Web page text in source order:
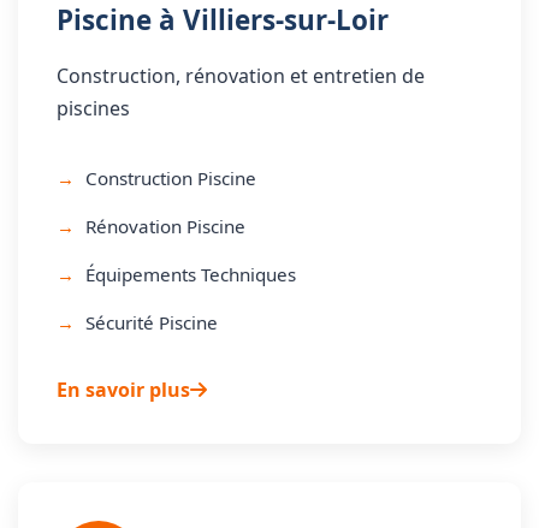
Piscine à Villiers-sur-Loir
Construction, rénovation et entretien de
piscines
Construction Piscine
Rénovation Piscine
Équipements Techniques
Sécurité Piscine
En savoir plus